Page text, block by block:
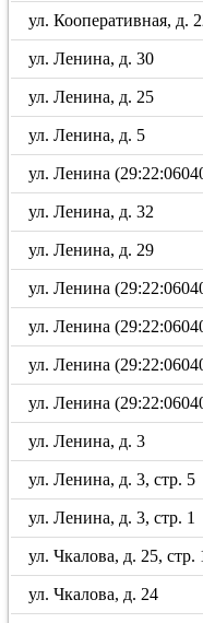
ул. Кооперативная, д.
ул. Ленина, д. 30
ул. Ленина, д. 25
ул. Ленина, д. 5
ул. Ленина
ул. Ленина, д. 32
ул. Ленина, д. 29
ул. Ленина
ул. Ленина
ул. Ленина
ул. Ленина
ул. Ленина, д. 3
ул. Ленина, д. 3, стр. 5
ул. Ленина, д. 3, стр. 1
ул. Чкалова, д. 25, стр.
ул. Чкалова, д. 24